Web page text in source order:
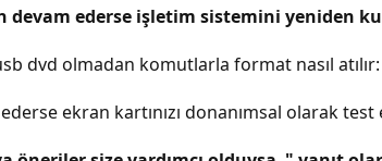
devam ederse işletim sistemini yeniden
dvd olmadan komutlarla format nasıl atılır:
ekran kartınızı donanımsal olarak